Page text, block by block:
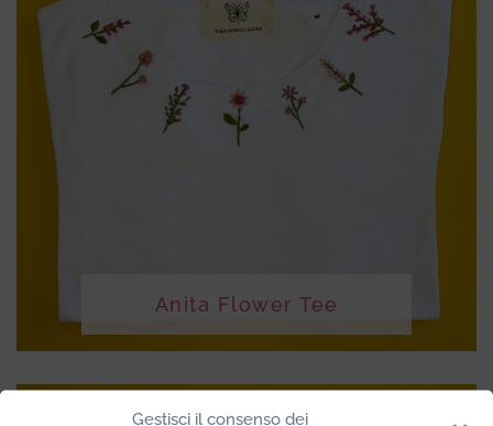
Gestisci il consenso dei
Anita Flower Tee